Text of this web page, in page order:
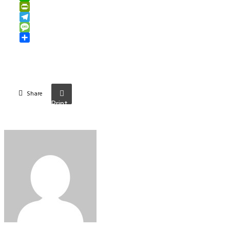
WhatsApp
PrintFriendly
Telegram
Message
Share
Print